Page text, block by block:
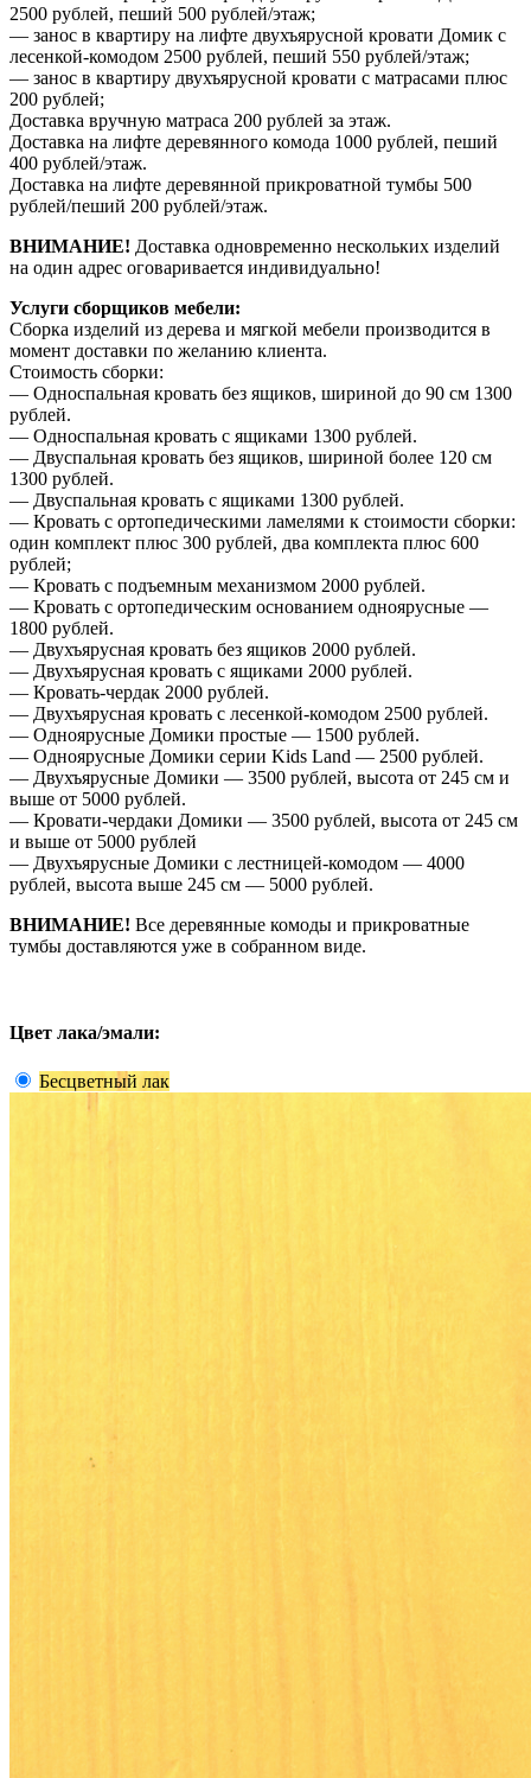
2500 рублей, пеший 500 рублей/этаж;
— занос в квартиру на лифте двухъярусной кровати Домик с
лесенкой-комодом 2500 рублей, пеший 550 рублей/этаж;
— занос в квартиру двухъярусной кровати с матрасами плюс
200 рублей;
Доставка вручную матраса 200 рублей за этаж.
Доставка на лифте деревянного комода 1000 рублей, пеший
400 рублей/этаж.
Доставка на лифте деревянной прикроватной тумбы 500
рублей/пеший 200 рублей/этаж.
ВНИМАНИЕ! Доставка одновременно нескольких изделий
на один адрес оговаривается индивидуально!
Услуги сборщиков мебели:
Сборка изделий из дерева и мягкой мебели производится в
момент доставки по желанию клиента.
Стоимость сборки:
— Односпальная кровать без ящиков, шириной до 90 см 1300
рублей.
— Односпальная кровать с ящиками 1300 рублей.
— Двуспальная кровать без ящиков, шириной более 120 см
1300 рублей.
— Двуспальная кровать с ящиками 1300 рублей.
— Кровать с ортопедическими ламелями к стоимости сборки:
один комплект плюс 300 рублей, два комплекта плюс 600
рублей;
— Кровать с подъемным механизмом 2000 рублей.
— Кровать с ортопедическим основанием одноярусные —
1800 рублей.
— Двухъярусная кровать без ящиков 2000 рублей.
— Двухъярусная кровать с ящиками 2000 рублей.
— Кровать-чердак 2000 рублей.
— Двухъярусная кровать с лесенкой-комодом 2500 рублей.
— Одноярусные Домики простые — 1500 рублей.
— Одноярусные Домики серии Kids Land — 2500 рублей.
— Двухъярусные Домики — 3500 рублей, высота от 245 см и
выше от 5000 рублей.
— Кровати-чердаки Домики — 3500 рублей, высота от 245 см
и выше от 5000 рублей
— Двухъярусные Домики с лестницей-комодом — 4000
рублей, высота выше 245 см — 5000 рублей.
ВНИМАНИЕ! Все деревянные комоды и прикроватные
тумбы доставляются уже в собранном виде.
Цвет лака/эмали:
Бесцветный лак